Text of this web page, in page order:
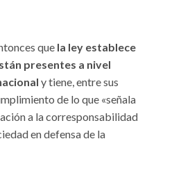
que la ley establece
presentes a nivel
y tiene, entre sus
de lo que «señala
a la corresponsabilidad
en defensa de la